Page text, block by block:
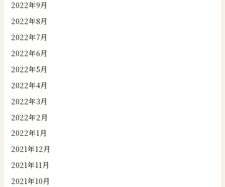
2022年9月
2022年8月
2022年7月
2022年6月
2022年5月
2022年4月
2022年3月
2022年2月
2022年1月
2021年12月
2021年11月
2021年10月